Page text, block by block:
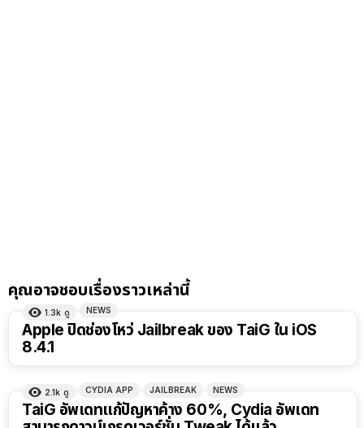
คุณอาจชอบเรื่องราวเหล่านี้
1.3k ดู NEWS
Apple ปิดช่องโหว่ Jailbreak ของ TaiG ใน iOS
8.4.1
2.1k ดู CYDIA APP JAILBREAK NEWS
TaiG อัพเดทแก้ปัญหาค้าง 60%, Cydia อัพเดท